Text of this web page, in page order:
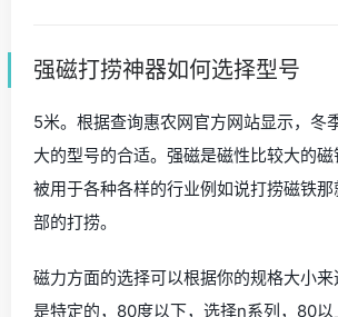
强磁打捞神器如何选择型号
5米。根据查询惠农网官方网站显示，冬
大的型号的合适。强磁是磁性比较大的
被用于各种各样的行业例如说打捞磁铁
部的打捞。
磁力方面的选择可以根据你的规格大小
是特定的，80度以下，选择n系列，80以